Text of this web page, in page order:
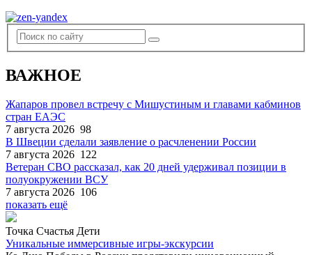
ВАЖНОЕ
Жапаров провел встречу с Мишустиным и главами кабминов
стран ЕАЭС
7 августа 2026 98
В Швеции сделали заявление о расчленении России
7 августа 2026 122
Ветеран СВО рассказал, как 20 дней удерживал позиции в
полуокружении ВСУ
7 августа 2026 106
показать ещё
Точка Счастья Дети
Уникальные иммерсивные игры-экскурсии